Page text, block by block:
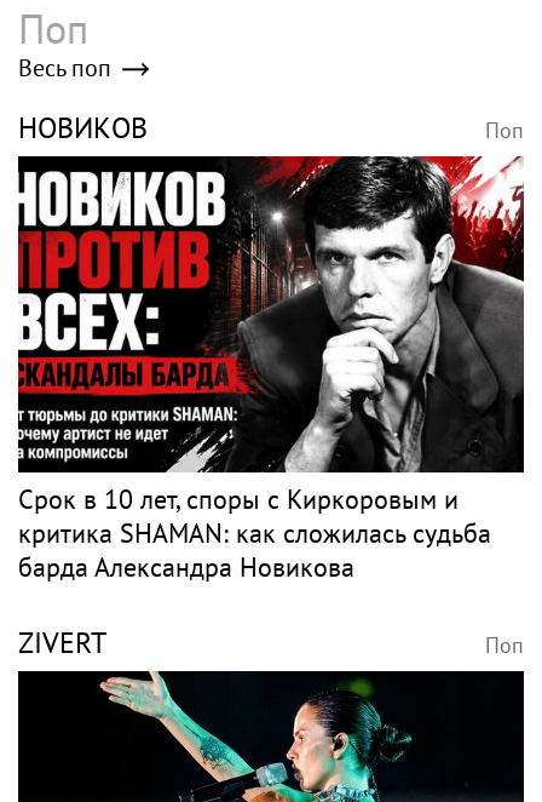
Поп
Весь поп
НОВИКОВ Поп
Срок в 10 лет, споры с Киркоровым и
критика SHAMAN: как сложилась судьба
барда Александра Новикова
ZIVERT Поп